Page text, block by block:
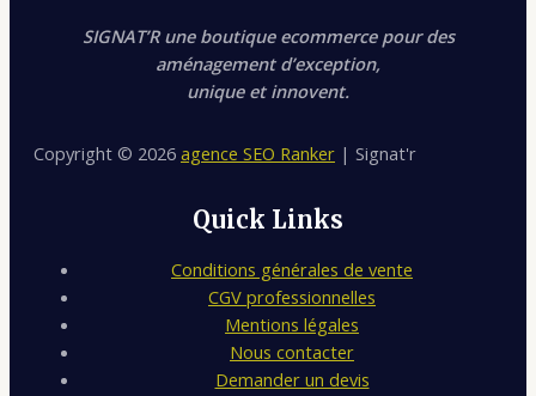
SIGNAT’R une boutique ecommerce pour des
aménagement d’exception,
unique et innovent.
Copyright © 2026 agence SEO Ranker | Signat'r
Quick Links
Conditions générales de vente
CGV professionnelles
Mentions légales
Nous contacter
Demander un devis